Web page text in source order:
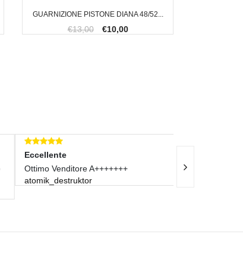
GUARNIZIONE PISTONE DIANA 48/52...
€13,00 €10,00
Eccellente
Ottimo Venditore A+++++++
atomik_destruktor
Tutto Ok,